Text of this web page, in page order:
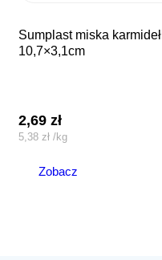
sumplast miska karmidełko plastikowe owalne
10,7×3,1cm
2,69zł
5,38zł /kg
Zobacz